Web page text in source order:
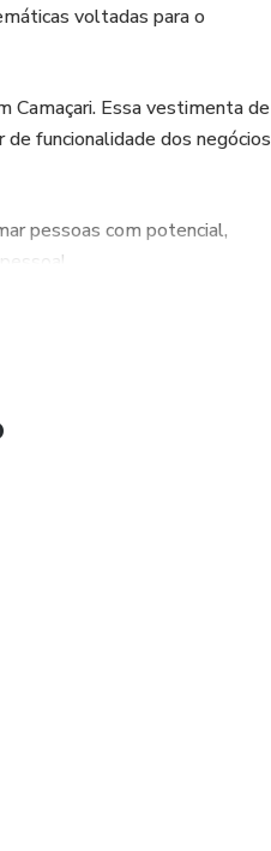
voltadas para o
Camaçari. Essa vestimenta de
funcionalidade dos negócios
pessoas com potencial,